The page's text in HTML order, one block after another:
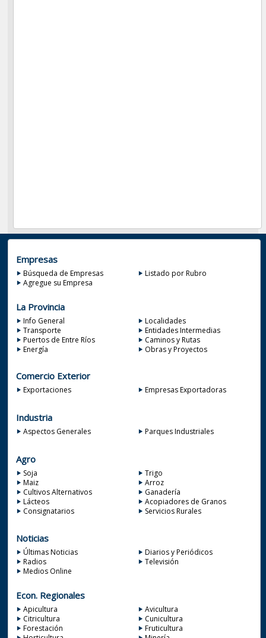
Empresas
Búsqueda de Empresas
Listado por Rubro
Agregue su Empresa
La Provincia
Info General
Localidades
Transporte
Entidades Intermedias
Puertos de Entre Ríos
Caminos y Rutas
Energía
Obras y Proyectos
Comercio Exterior
Exportaciones Empresas Exportadoras
Industria
Aspectos Generales Parques Industriales
Agro
Soja
Trigo
Maiz
Arroz
Cultivos Alternativos
Ganadería
Lácteos
Acopiadores de Granos
Consignatarios
Servicios Rurales
Noticias
Últimas Noticias
Diarios y Periódicos
Radios
Televisión
Medios Online
Econ. Regionales
Apicultura
Avicultura
Citricultura
Cunicultura
Forestación
Fruticultura